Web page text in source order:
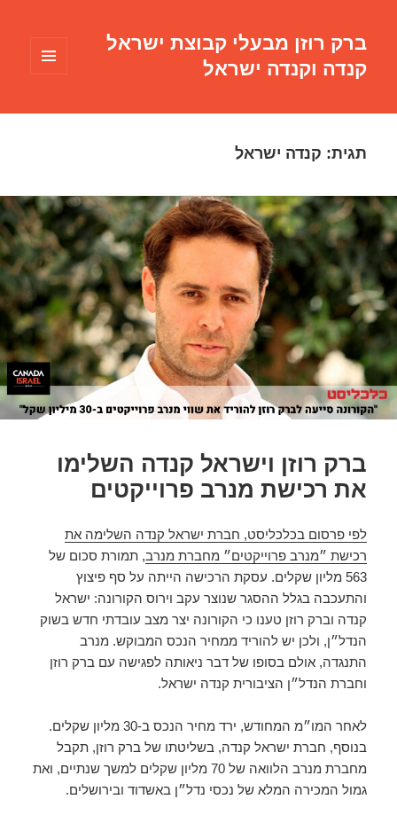
ברק רוזן מבעלי קבוצת ישראל
קנדה וקנדה ישראל
תגית: קנדה ישראל
ברק רוזן וישראל קנדה השלימו
את רכישת מנרב פרוייקטים
לפי פרסום בכלכליסט, חברת ישראל קנדה השלימה את
רכישת ״מנרב פרוייקטים״ מחברת מנרב, תמורת סכום של
563 מליון שקלים. עסקת הרכישה הייתה על סף פיצוץ
והתעכבה בגלל ההסגר שנוצר עקב וירוס הקורונה: ישראל
קנדה וברק רוזן טענו כי הקורונה יצר מצב עובדתי חדש בשוק
הנדל״ן, ולכן יש להוריד ממחיר הנכס המבוקש. מנרב
התנגדה, אולם בסופו של דבר ניאותה לפגישה עם ברק רוזן
וחברת הנדל״ן הציבורית קנדה ישראל.
לאחר המו״מ המחודש, ירד מחיר הנכס ב-30 מליון שקלים.
בנוסף, חברת ישראל קנדה, בשליטתו של ברק רוזן, תקבל
מחברת מנרב הלוואה של 70 מליון שקלים למשך שנתיים, ואת
גמול המכירה המלא של נכסי נדל״ן באשדוד ובירושלים.